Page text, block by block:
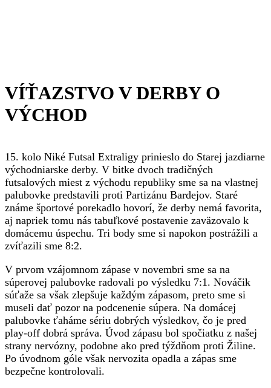
VÍŤAZSTVO V DERBY O
VÝCHOD
15. kolo Niké Futsal Extraligy prinieslo do Starej jazdiarne
východniarske derby. V bitke dvoch tradičných
futsalových miest z východu republiky sme sa na vlastnej
palubovke predstavili proti Partizánu Bardejov. Staré
známe športové porekadlo hovorí, že derby nemá favorita,
aj napriek tomu nás tabuľkové postavenie zaväzovalo k
domácemu úspechu. Tri body sme si napokon postrážili a
zvíťazili sme 8:2.
V prvom vzájomnom zápase v novembri sme sa na
súperovej palubovke radovali po výsledku 7:1. Nováčik
súťaže sa však zlepšuje každým zápasom, preto sme si
museli dať pozor na podcenenie súpera. Na domácej
palubovke ťaháme sériu dobrých výsledkov, čo je pred
play-off dobrá správa. Úvod zápasu bol spočiatku z našej
strany nervózny, podobne ako pred týždňom proti Žiline.
Po úvodnom góle však nervozita opadla a zápas sme
bezpečne kontrolovali.